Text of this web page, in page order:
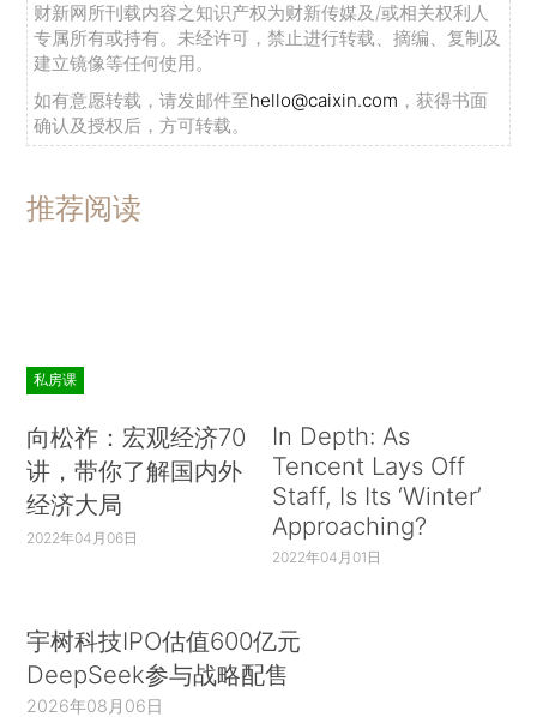
财新网所刊载内容之知识产权为财新传媒及/或相关权利人
专属所有或持有。未经许可，禁止进行转载、摘编、复制及
建立镜像等任何使用。
如有意愿转载，请发邮件至hello@caixin.com ，获得书面
确认及授权后，方可转载。
推荐阅读
私房课
向松祚：宏观经济70
讲，带你了解国内外
经济大局
2022年04月06日
In Depth: As
Tencent Lays Off
Staff, Is Its ‘Winter’
Approaching?
2022年04月01日
宇树科技IPO估值600亿元
DeepSeek参与战略配售
2026年08月06日